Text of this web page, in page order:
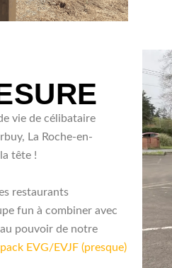
vie de célibataire
La Roche-en-
tête !
restaurants
fun à combiner avec
pouvoir de notre
pack EVG/EVJF (presque)